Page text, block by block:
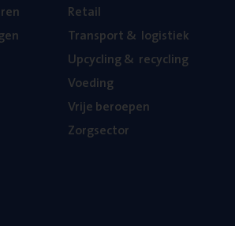
Retail
Trans­port& logistiek
Upcy­cling& recycling
Voe­ding
Vrije beroe­pen
Zorg­sec­tor